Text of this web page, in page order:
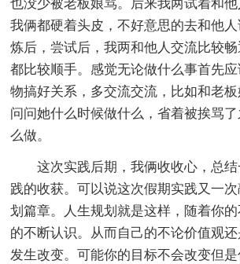
也没少被老板娘骂。后来我两试着和
我俩都硬着头皮，不好意思的去和他
炼后，尝试后，我两和他人交流比较
都比较顺手。感觉无论做什么事首先
物搞好关系，多交流交流，比如和老
问问她什么时候做什么，省着被挨骂
么做。
这次实践后期，我俩收收心，总
践的收获。可以说这次假期实践又一
划篇章。人生规划就是这样，随着你
的不断认识。从而自己的不论价值观
发生改变。可能你的目标不会改变但